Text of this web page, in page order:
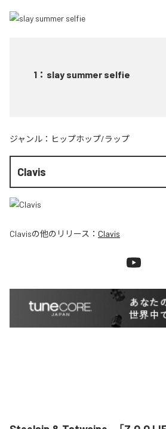
1 ： slay summer selfie
ジャンル： ヒップホップ/ラップ
Clavis
Clavisの他のリリース： Clavis